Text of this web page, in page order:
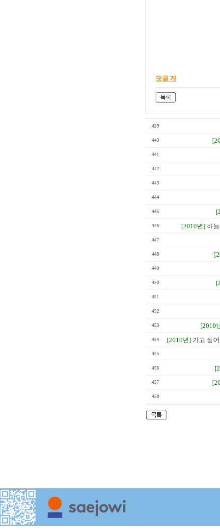
덧글 개
439
440
441
442
443
444
445
446 [2010년] 하
447
448
449
450
451
452
453 [2010
454 [2010년] 가고 싶
455
456
457
458